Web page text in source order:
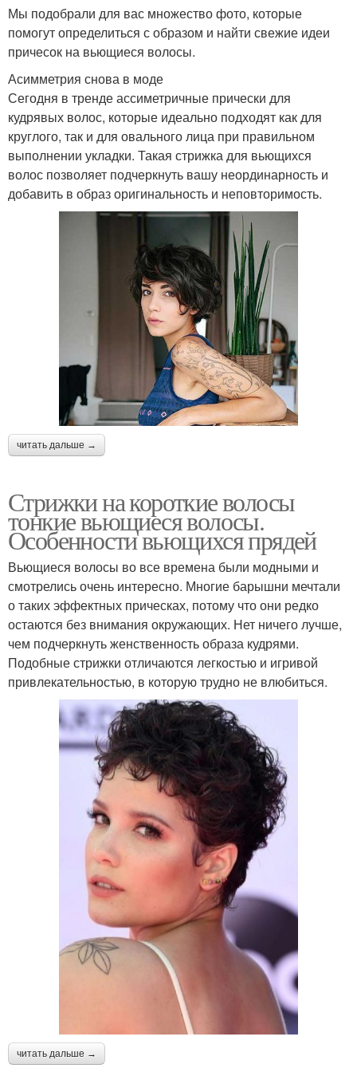
Мы подобрали для вас множество фото, которые
помогут определиться с образом и найти свежие идеи
причесок на вьющиеся волосы.
Асимметрия снова в моде
Сегодня в тренде ассиметричные прически для
кудрявых волос, которые идеально подходят как для
круглого, так и для овального лица при правильном
выполнении укладки. Такая стрижка для вьющихся
волос позволяет подчеркнуть вашу неординарность и
добавить в образ оригинальность и неповторимость.
читать дальше →
Стрижки на короткие волосы
тонкие вьющиеся волосы.
Особенности вьющихся прядей
Вьющиеся волосы во все времена были модными и
смотрелись очень интересно. Многие барышни мечтали
о таких эффектных прическах, потому что они редко
остаются без внимания окружающих. Нет ничего лучше,
чем подчеркнуть женственность образа кудрями.
Подобные стрижки отличаются легкостью и игривой
привлекательностью, в которую трудно не влюбиться.
читать дальше →